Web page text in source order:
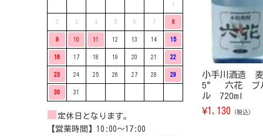
1
2 3 4 5 6 7 8
9 10 11 12 13 14 15
16 17 18 19 20 21 22
23 24 25 26 27 28 29
30 31
定休日となります。
【営業時間】10:00〜17:00
小手川酒造
5° 六花 ブ
ル 720ml
¥1,130 （税込）